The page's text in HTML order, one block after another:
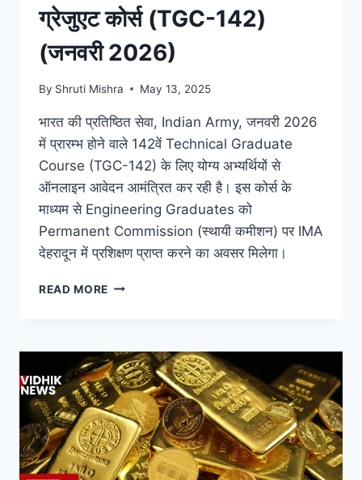
ग्रेजुएट कोर्स (TGC-142)
(जनवरी 2026)
By Shruti Mishra May 13, 2025
भारत की प्रतिष्ठित सेवा, Indian Army, जनवरी 2026
में प्रारम्भ होने वाले 142वें Technical Graduate
Course (TGC-142) के लिए योग्य अभ्यर्थियों से
ऑनलाइन आवेदन आमंत्रित कर रही है। इस कोर्स के
माध्यम से Engineering Graduates को
Permanent Commission (स्थायी कमीशन) पर IMA
देहरादून में प्रशिक्षण प्राप्त करने का अवसर मिलेगा।
READ MORE